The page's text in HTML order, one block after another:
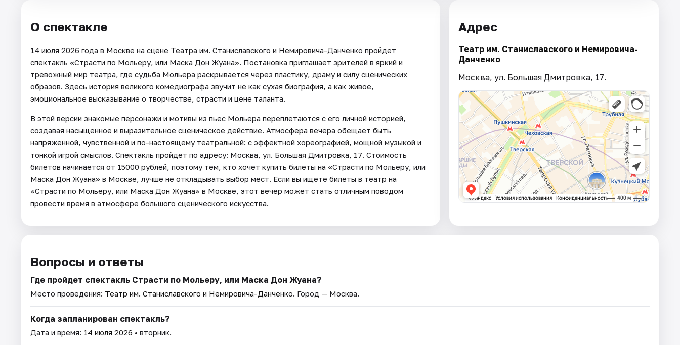
О спектакле
14 июля 2026 года в Москве на сцене Театра им. Станиславского и Немировича-Данченко пройдет
спектакль «Страсти по Мольеру, или Маска Дон Жуана». Постановка приглашает зрителей в яркий и
тревожный мир театра, где судьба Мольера раскрывается через пластику, драму и силу сценических
образов. Здесь история великого комедиографа звучит не как сухая биография, а как живое,
эмоциональное высказывание о творчестве, страсти и цене таланта.
В этой версии знакомые персонажи и мотивы из пьес Мольера переплетаются с его личной историей,
создавая насыщенное и выразительное сценическое действие. Атмосфера вечера обещает быть
напряженной, чувственной и по-настоящему театральной: с эффектной хореографией, мощной музыкой и
тонкой игрой смыслов. Спектакль пройдет по адресу: Москва, ул. Большая Дмитровка, 17. Стоимость
билетов начинается от 15000 рублей, поэтому тем, кто хочет купить билеты на «Страсти по Мольеру, или
Маска Дон Жуана» в Москве, лучше не откладывать выбор мест. Если вы ищете билеты в театр на
«Страсти по Мольеру, или Маска Дон Жуана» в Москве, этот вечер может стать отличным поводом
провести время в атмосфере большого сценического искусства.
Адрес
Театр им. Станиславского и Немировича­-
Данченко
Москва, ул. Большая Дмитровка, 17.
Вопросы и ответы
Где пройдет спектакль Страсти по Мольеру, или Маска Дон Жуана?
Место проведения: Театр им. Станиславского и Немировича­-Данченко. Город — Москва.
Когда запланирован спектакль?
Дата и время: 14 июля 2026 • вторник.